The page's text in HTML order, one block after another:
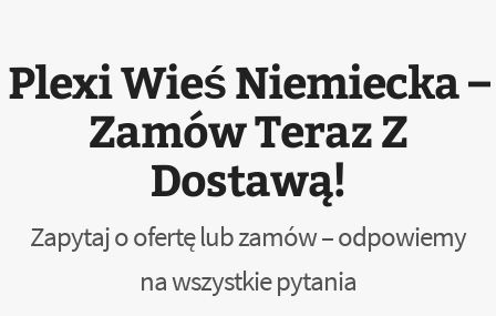
Plexi Wieś Niemiecka –
Zamów Teraz Z
Dostawą!
Zapytaj o ofertę lub zamów – odpowiemy
na wszystkie pytania